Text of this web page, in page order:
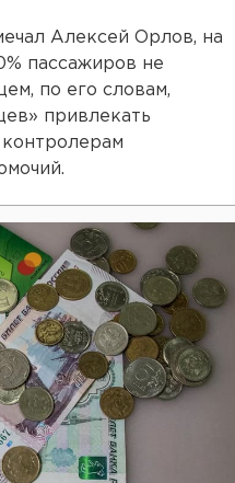
Алексей Орлов, на
пассажиров не
по его словам,
привлекать